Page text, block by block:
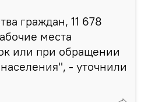
граждан, 11 678
места
или при обращении
- уточнили